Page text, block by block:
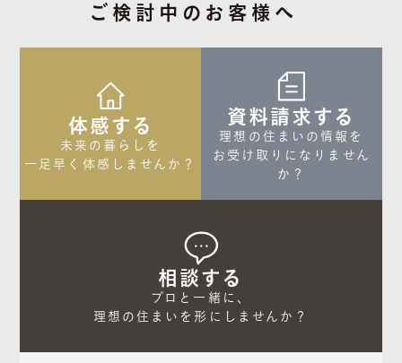
ご検討中のお客様へ
体感する
未来の暮らしを
一足早く体感しませんか？
資料請求する
理想の住まいの情報を
お受け取りになりません
か？
相談する
プロと一緒に、
理想の住まいを形にしませんか？